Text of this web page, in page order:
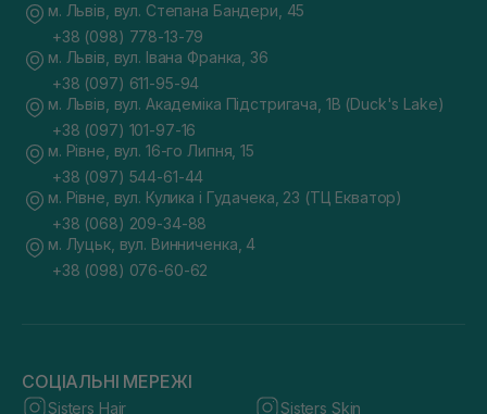
м. Львів, вул. Степана Бандери, 45
+38 (098) 778-13-79
м. Львів, вул. Івана Франка, 36
+38 (097) 611-95-94
м. Львів, вул. Академіка Підстригача, 1В (Duck's Lake)
+38 (097) 101-97-16
м. Рівне, вул. 16-го Липня, 15
+38 (097) 544-61-44
м. Рівне, вул. Кулика і Гудачека, 23 (ТЦ Екватор)
+38 (068) 209-34-88
м. Луцьк, вул. Винниченка, 4
+38 (098) 076-60-62
СОЦІАЛЬНІ МЕРЕЖІ
Sisters Hair Sisters Skin